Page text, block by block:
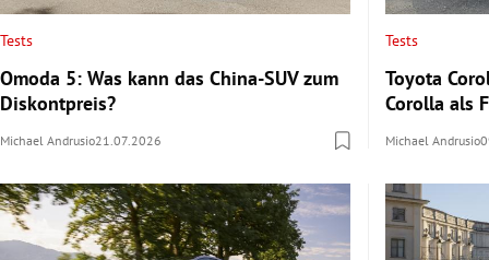
Tests
Omoda 5: Was kann das China-SUV zum
Diskontpreis?
Michael Andrusio21.07.2026
Tests
Toyota
Corolla als
Michael Andrusio